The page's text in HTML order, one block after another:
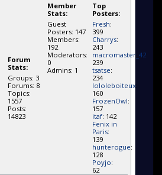
Top
Posters:
Fresh:
399
Charrys:
243
macromaster_42:
239
tsatse:
234
lololeboiteux:
160
FrozenOwl:
157
itaf: 142
Fenix in
Paris:
139
hunterogue:
128
Poyjo:
62
Member
Stats:
Guest
Posters: 147
Members:
192
Moderators:
0
Admins: 1
Forum
Stats:
Groups: 3
Forums: 8
Topics:
1557
Posts:
14823